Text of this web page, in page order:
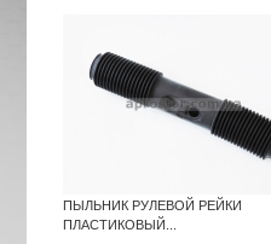
ПЫЛЬНИК РУЛЕВОЙ РЕЙКИ
ПЛАСТИКОВЫЙ...